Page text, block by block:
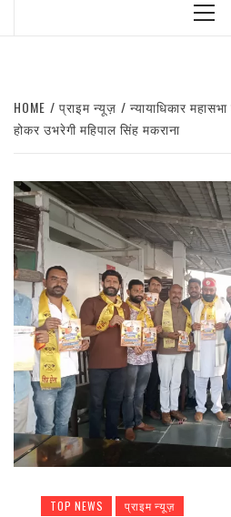
HOME प्राइम न्यूज़
न्यायाधिकार
होकर उभरेगी महिपाल सिंह मकराना
TOP NEWS प्राइम न्यूज़